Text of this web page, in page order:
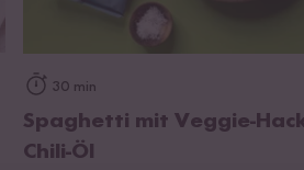
30 min
Spaghetti mit Veggie-
Chili-Öl